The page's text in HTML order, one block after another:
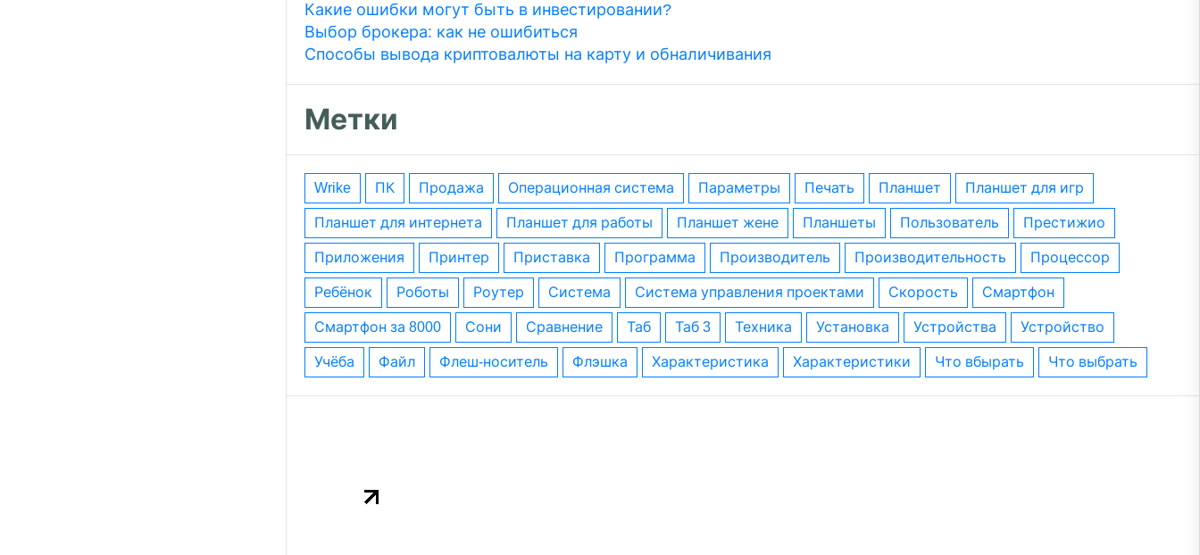
Какие ошибки могут быть в инвестировании?
Выбор брокера: как не ошибиться
Способы вывода криптовалюты на карту и обналичивания
Метки
wrike ПК Продажа операционная система параметры печать планшет планшет для игр
планшет для интернета планшет для работы планшет жене планшеты пользователь престижио
приложения принтер приставка программа производитель производительность процессор
ребёнок роботы роутер система система управления проектами скорость смартфон
смартфон за 8000 сони сравнение таб таб 3 техника установка устройства устройство
учёба файл флеш-носитель флэшка характеристика характеристики что вбырать что выбрать